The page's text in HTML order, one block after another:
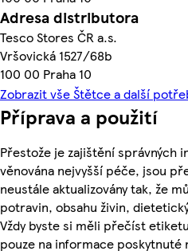
Adresa distributora
Tesco Stores ČR a.s.
Vršovická 1527/68b
100 00 Praha 10
Zobrazit vše Štětce a další
Příprava a použití
Přestože je zajištění správných
věnována nejvyšší péče, jsou
neustále aktualizovány tak, že
potravin, obsahu živin,
Vždy byste si měli přečíst
pouze na informace